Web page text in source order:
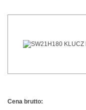
Cena brutto: